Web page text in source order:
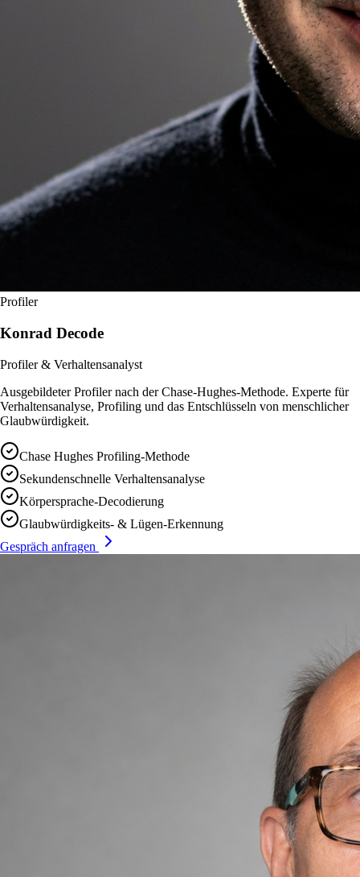
Profiler
Konrad Decode
Profiler & Verhaltensanalyst
Ausgebildeter Profiler nach der Chase-Hughes-Methode. Experte für
Verhaltensanalyse, Profiling und das Entschlüsseln von menschlicher
Glaubwürdigkeit.
Chase Hughes Profiling-Methode
Sekundenschnelle Verhaltensanalyse
Körpersprache-Decodierung
Glaubwürdigkeits- & Lügen-Erkennung
Gespräch anfragen